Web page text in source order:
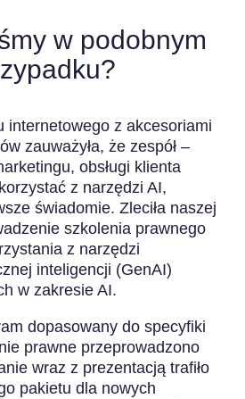
w podobnym
internetowego z akcesoriami
zauważyła, że zespół –
obsługi klienta
z narzędzi AI,
świadomie. Zleciła naszej
szkolenia prawnego
z narzędzi
inteligencji (GenAI)
w zakresie AI.
dopasowany do specyfiki
prawne przeprowadzono
wraz z prezentacją trafiło
pakietu dla nowych